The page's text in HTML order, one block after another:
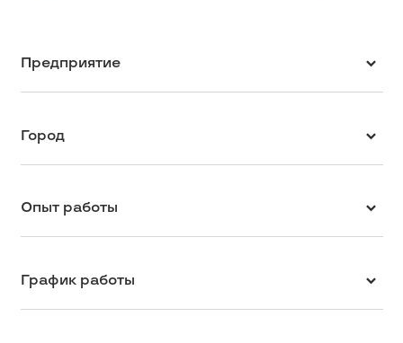
Предприятие
Город
Опыт работы
График работы